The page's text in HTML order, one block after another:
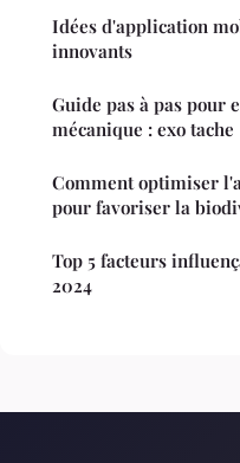
Idées d'application
innovants
Guide pas à pas pour
mécanique : exo tache
Comment optimiser
pour favoriser la
Top 5 facteurs
2024